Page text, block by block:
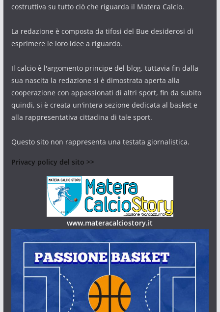
costruttiva su tutto ciò che riguarda il Matera Calcio.
La redazione è composta da tifosi del Bue desiderosi di
esprimere le loro idee a riguardo.
Il calcio è l'argomento principe del blog, tuttavia fin dalla
sua nascita la redazione si è dimostrata aperta alla
cooperazione con appassionati di altri sport, fin da subito
quindi, si è creata un'intera sezione dedicata al basket e
alla rappresentativa cittadina di tale sport.
Questo sito non rappresenta una testata giornalistica.
Privacy policy del sito >>
www.materacalciostory.it